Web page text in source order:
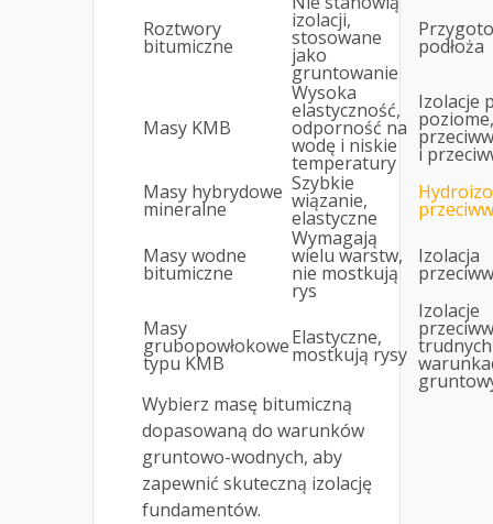
Roztwory
bitumiczne
izolacji,
stosowane
jako
gruntowanie
podłoża
Masy KMB
Wysoka
elastyczność,
odporność na
wodę i niskie
temperatury
Izolacje
poziome,
i
Masy hybrydowe
mineralne
Szybkie
wiązanie,
elastyczne
Masy wodne
bitumiczne
Wymagają
wielu warstw,
nie mostkują
rys
Izolacja
Masy
grubopowłokowe
typu KMB
Elastyczne,
mostkują rysy
Izolacje
trudnych
Wybierz masę bitumiczną
dopasowaną do warunków
gruntowo-wodnych, aby
zapewnić skuteczną izolację
fundamentów.